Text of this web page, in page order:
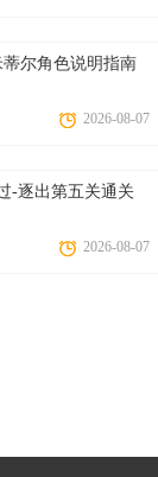
。
尔角色说明指南
2026-08-07
-逐出第五关通关
2026-08-07